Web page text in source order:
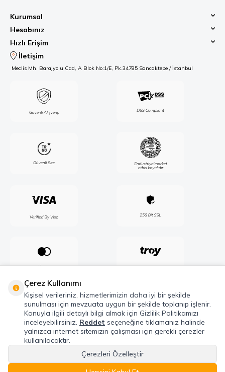
Kurumsal
Hesabınız
Hızlı Erişim
İletişim
Meclis Mh. Barajyolu Cad, A Blok No:1/E, Pk.34785 Sancaktepe / İstanbul
Telif Hakkı © 2026 Maxel Endüstri Elektrik Elektronik San. Tic. Şti. Tüm hakları
saklıdır.
Çerez Kullanımı
Kişisel verileriniz, hizmetlerimizin daha iyi bir şekilde
sunulması için mevzuata uygun bir şekilde toplanıp işlenir.
Konuyla ilgili detaylı bilgi almak için Gizlilik Politikamızı
inceleyebilirsiniz. Reddet seçeneğine tıklamanız halinde
yalnızca internet sitemizin çalışması için gerekli çerezler
kullanılacaktır.
Çerezleri Özelleştir